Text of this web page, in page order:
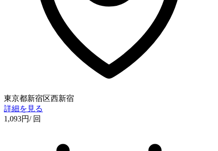
東京都新宿区西新宿
詳細を見る
1,093円/ 回